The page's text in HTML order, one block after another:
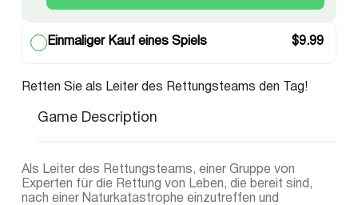
Einmaliger Kauf eines Spiels $9.99
Retten Sie als Leiter des Rettungsteams den Tag!
Game Description
Als Leiter des Rettungsteams, einer Gruppe von
Experten für die Rettung von Leben, die bereit sind,
nach einer Naturkatastrophe einzutreffen und